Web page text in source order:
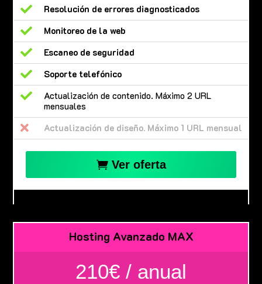
 Resolución de errores diagnosticados
 Monitoreo de la web
 Escaneo de seguridad
 Soporte telefónico

Actualización de contenido. Máximo 2 URL
mensuales
 Actualización de diseño. Máximo 1 URL mensual
Ver oferta
Hosting Avanzado MAX
210€ / anual